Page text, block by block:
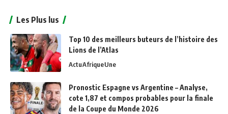
Les Plus lus
Top 10 des meilleurs buteurs de l’histoire des
Lions de l’Atlas
ActuAfriqueUne
Pronostic Espagne vs Argentine – Analyse,
cote 1,87 et compos probables pour la finale
de la Coupe du Monde 2026